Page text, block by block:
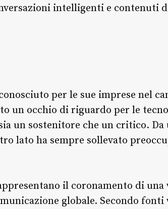
intelligenti e contenuti
per le sue imprese nel
un occhio di riguardo per le
un sostenitore che un critico.
lato ha sempre sollevato
il coronamento di una
globale. Secondo